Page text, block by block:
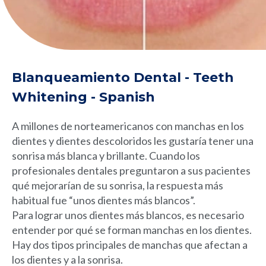
Blanqueamiento Dental - Teeth
Whitening - Spanish
A millones de norteamericanos con manchas en los
dientes y dientes descoloridos les gustaría tener una
sonrisa más blanca y brillante. Cuando los
profesionales dentales preguntaron a sus pacientes
qué mejorarían de su sonrisa, la respuesta más
habitual fue “unos dientes más blancos”.
Para lograr unos dientes más blancos, es necesario
entender por qué se forman manchas en los dientes.
Hay dos tipos principales de manchas que afectan a
los dientes y a la sonrisa.